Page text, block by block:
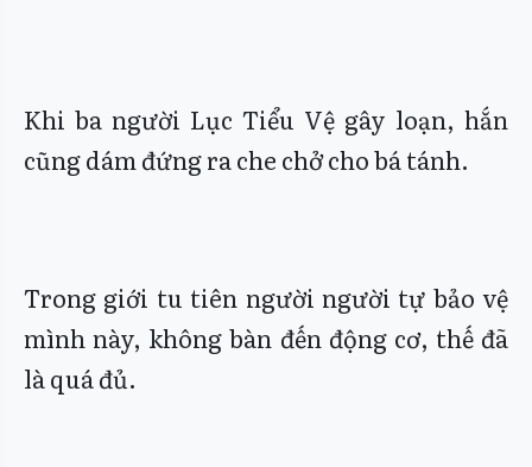
Khi ba người Lục Tiểu Vệ gây loạn, hắn
cũng dám đứng ra che chở cho bá tánh.
Trong giới tu tiên người người tự bảo vệ
mình này, không bàn đến động cơ, thế đã
là quá đủ.